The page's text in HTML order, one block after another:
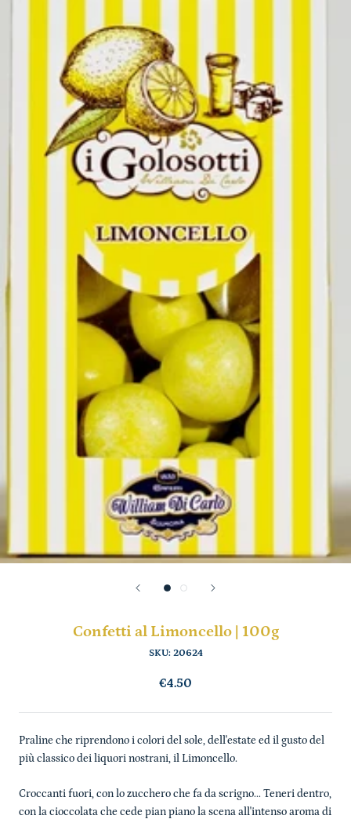
Confetti al Limoncello | 100g
SKU: 20624
€4.50
Praline che riprendono i colori del sole, dell'estate ed il gusto del
più classico dei liquori nostrani, il Limoncello.
Croccanti fuori, con lo zucchero che fa da scrigno... Teneri dentro,
con la cioccolata che cede pian piano la scena all'intenso aroma di